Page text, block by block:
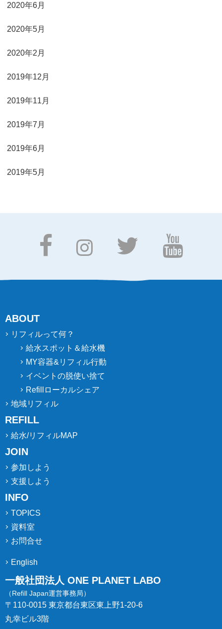
2020年6月
2020年5月
2020年2月
2019年12月
2019年11月
2019年7月
2019年6月
2019年5月
ABOUT
リフィルって何？
給水スポット＆給水機
MY容器&リフィル行動
イベントの脱使い捨て
Refillローカルシェア
地域リフィル
REFILL
給水/リフィルMAP
JOIN
参加しよう
支援しよう
INFO
TOPICS
資料室
お問合せ
English
一般社団法人 ONE PLANET LABO
（Refill Japan運営事務局）
〒110-0015 東京都台東区東上野1-20-6
丸幸ビル3階